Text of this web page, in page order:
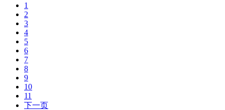
1
2
3
4
5
6
7
8
9
10
11
下一页